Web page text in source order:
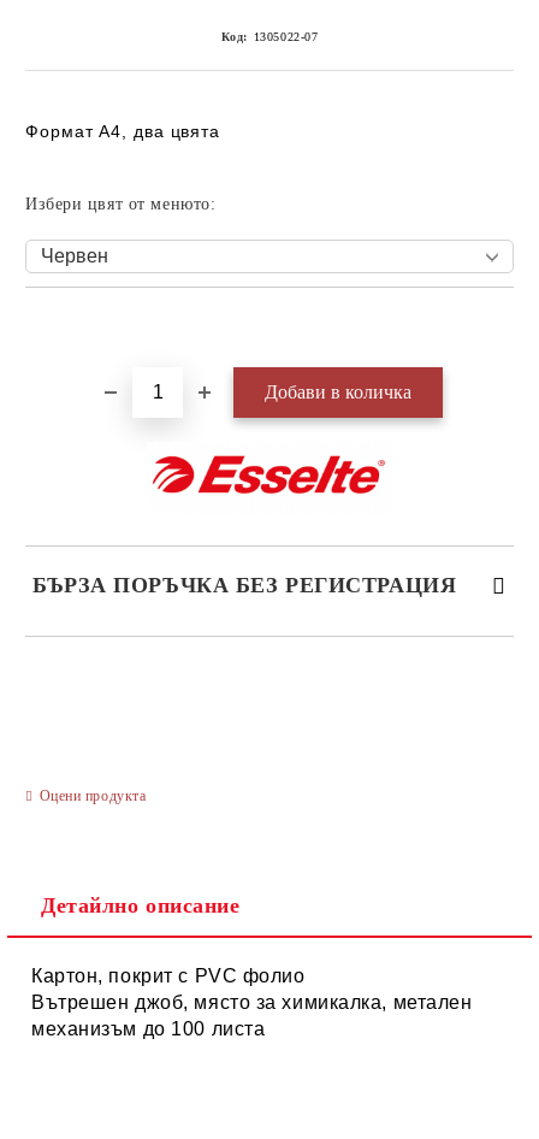
Код: 1305022-07
Формат А4, два цвята
Избери цвят от менюто:
БЪРЗА ПОРЪЧКА БЕЗ РЕГИСТРАЦИЯ
Оцени продукта
Детайлно описание
Картон, покрит с PVC фолио
Вътрешен джоб, място за химикалка, метален
механизъм до 100 листа